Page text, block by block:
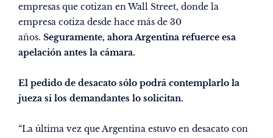
empresas que cotizan en Wall Street, donde la
empresa cotiza desde hace más de 30
años. Seguramente, ahora Argentina refuerce esa
apelación antes la cámara.
El pedido de desacato sólo podrá contemplarlo la
jueza si los demandantes lo solicitan.
“La última vez que Argentina estuvo en desacato con